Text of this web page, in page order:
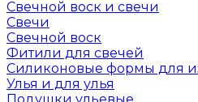
Свечной воск и свечи
Свечи
Свечной воск
Фитили для свечей
Силиконовые формы для
Улья и для улья